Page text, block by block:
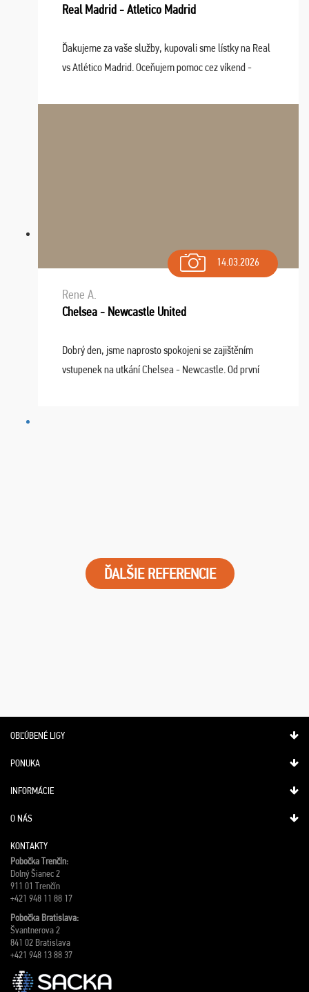
Real Madrid - Atletico Madrid
Ďakujeme za vaše služby, kupovali sme lístky na Real
vs Atlético Madrid. Oceňujem pomoc cez víkend -
spokojnosti. Sedenie bolo dobré, štadión Barnabéu ...
14.03.2026
Rene A.
Chelsea - Newcastle United
Dobrý den, jsme naprosto spokojeni se zajištěním
vstupenek na utkání Chelsea - Newcastle. Od první
ĎALŠIE REFERENCIE
OBĽÚBENÉ LIGY
PONUKA
INFORMÁCIE
O NÁS
KONTAKTY
Pobočka Trenčín:
Dolný Šianec 2
911 01 Trenčín
+421 948 11 88 17
Pobočka Bratislava:
Švantnerova 2
841 02 Bratislava
+421 948 13 88 37